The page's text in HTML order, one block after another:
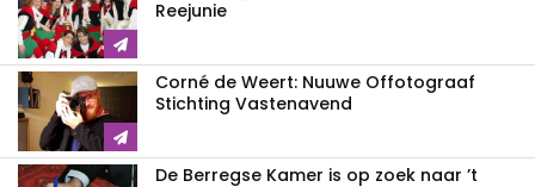
Reejunie
Corné de Weert: Nuuwe Offotograaf
Stichting Vastenavend
De Berregse Kamer is op zoek naar ’t